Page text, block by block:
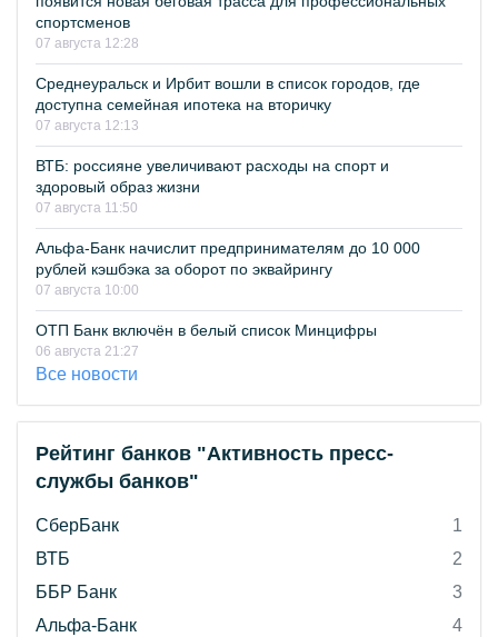
спортсменов
07 августа 12:28
Среднеуральск и Ирбит вошли в список городов, где
доступна семейная ипотека на вторичку
07 августа 12:13
ВТБ: россияне увеличивают расходы на спорт и
здоровый образ жизни
07 августа 11:50
Альфа-Банк начислит предпринимателям до 10 000
рублей кэшбэка за оборот по эквайрингу
07 августа 10:00
ОТП Банк включён в белый список Минцифры
06 августа 21:27
Все новости
Рейтинг банков "Активность пресс-
службы банков"
СберБанк
1
ВТБ
2
ББР Банк
3
Альфа-Банк
4